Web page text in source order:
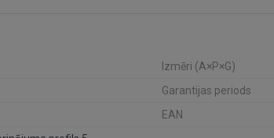
Izmēri (A×P×G)
Garantijas periods
EAN